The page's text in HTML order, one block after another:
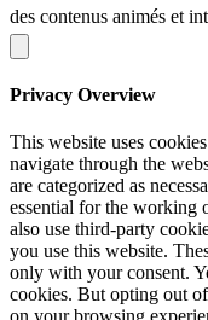
des contenus animés et
Privacy Overview
This website uses
navigate through the
are categorized as
essential for the working
also use third-party
you use this website.
only with your consent.
cookies. But opting out